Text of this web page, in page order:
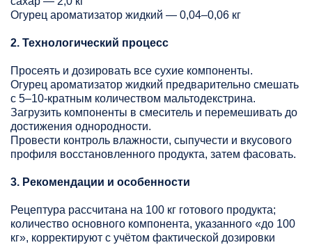
Огурец ароматизатор жидкий — 0,04–0,06 кг
2. Технологический процесс
Просеять и дозировать все сухие компоненты.
Огурец ароматизатор жидкий предварительно смешать
с 5–10-кратным количеством мальтодекстрина.
Загрузить компоненты в смеситель и перемешивать до
достижения однородности.
Провести контроль влажности, сыпучести и вкусового
профиля восстановленного продукта, затем фасовать.
3. Рекомендации и особенности
Рецептура рассчитана на 100 кг готового продукта;
количество основного компонента, указанного «до 100
кг», корректируют с учётом фактической дозировки